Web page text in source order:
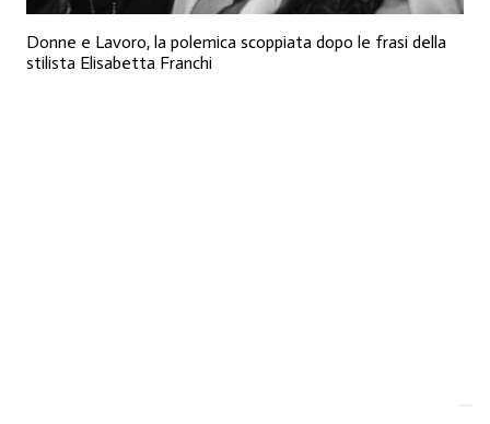
Donne e Lavoro, la polemica scoppiata dopo le frasi della
stilista Elisabetta Franchi